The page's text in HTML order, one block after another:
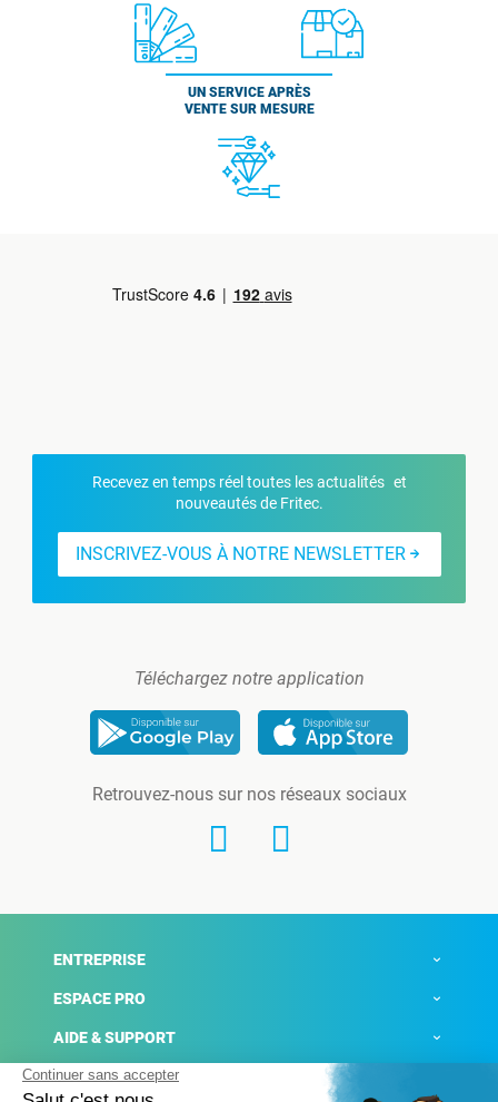
UN SERVICE APRÈS
VENTE SUR MESURE
Recevez en temps réel toutes les actualités et
nouveautés de Fritec.
INSCRIVEZ-VOUS À NOTRE NEWSLETTER
Téléchargez notre application
Retrouvez-nous sur nos réseaux sociaux
ENTREPRISE
ESPACE PRO
AIDE & SUPPORT
ACTUALITÉS